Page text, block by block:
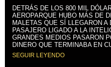
DETRÁS DE LOS 800 MIL
AEROPARQUE HUBO MÁS DE
MALETAS QUE SÍ LLEGARON A
PASAJERO LIGADO A LA
GRANDES MEDIOS PASARON
DINERO QUE TERMINABA EN
SEGUIR LEYENDO